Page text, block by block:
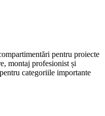
pentru proiecte
montaj profesionist și
categoriile importante